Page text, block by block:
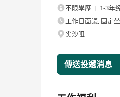
不限學歷
1-3年
工作日面議, 固定
尖沙咀
傳送投遞消息